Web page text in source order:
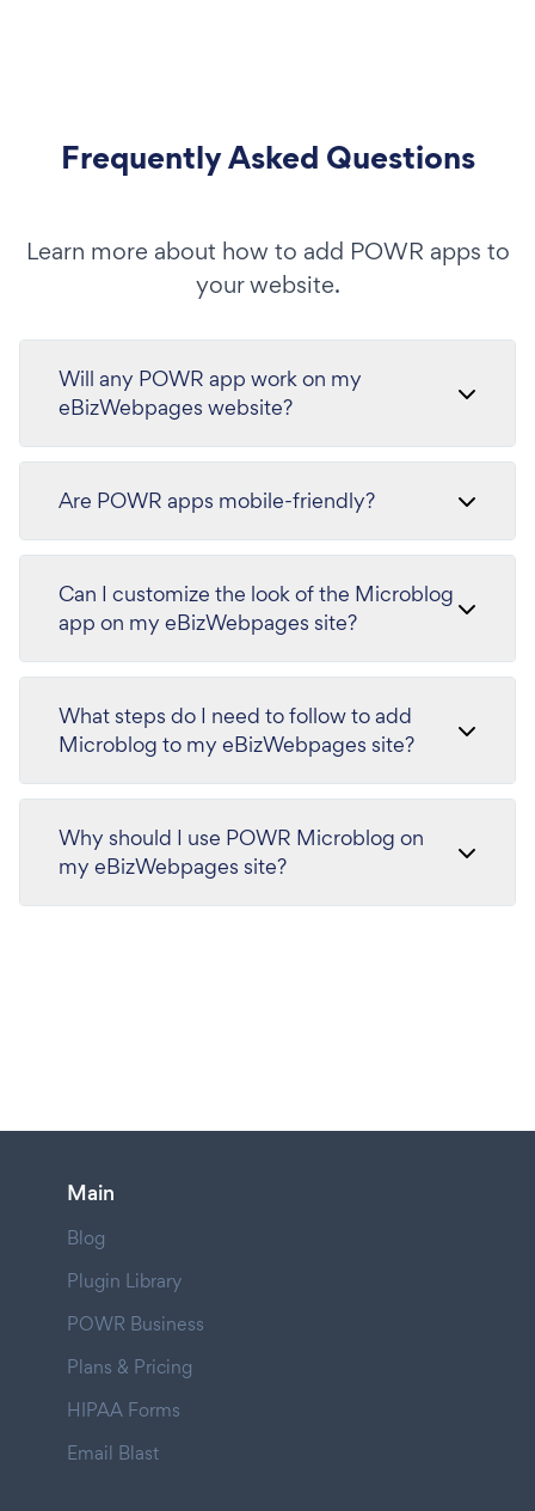
Frequently Asked Questions
Learn more about how to add POWR apps to
your website.
Will any POWR app work on my
eBizWebpages website?
Are POWR apps mobile-friendly?
Can I customize the look of the Microblog
app on my eBizWebpages site?
What steps do I need to follow to add
Microblog to my eBizWebpages site?
Why should I use POWR Microblog on
my eBizWebpages site?
Main
Blog
Plugin Library
POWR Business
Plans & Pricing
HIPAA Forms
Email Blast